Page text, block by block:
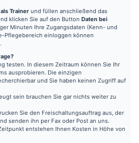
Trainer und füllen anschließend das
klicken Sie auf den Button Daten bei
Minuten Ihre Zugangsdaten (Kenn- und
Pflegebereich einloggen können
testen. In diesem Zeitraum können Sie Ihr
ausprobieren. Die einzigen
und Sie haben keinen Zugriff auf
sein brauchen Sie gar nichts weiter zu
Sie den Freischaltungsauftrag aus, der
senden ihn per Fax oder Post an uns.
entstehen Ihnen Kosten in Höhe von